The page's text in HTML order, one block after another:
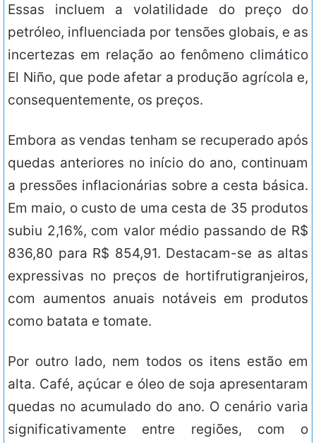
Essas incluem a volatilidade do preço do
petróleo, influenciada por tensões globais, e as
incertezas em relação ao fenômeno climático
El Niño, que pode afetar a produção agrícola e,
consequentemente, os preços.
Embora as vendas tenham se recuperado após
quedas anteriores no início do ano, continuam
a pressões inflacionárias sobre a cesta básica.
Em maio, o custo de uma cesta de 35 produtos
subiu 2,16%, com valor médio passando de R$
836,80 para R$ 854,91. Destacam-se as altas
expressivas no preços de hortifrutigranjeiros,
com aumentos anuais notáveis em produtos
como batata e tomate.
Por outro lado, nem todos os itens estão em
alta. Café, açúcar e óleo de soja apresentaram
quedas no acumulado do ano. O cenário varia
significativamente entre regiões, com o